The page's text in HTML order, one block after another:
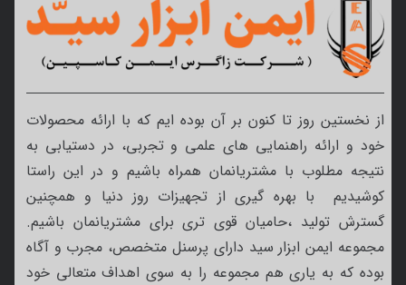
از نخستین روز تا کنون بر آن بوده ایم که با ارائه محصولات
خود و ارائه راهنمایی های علمی و تجربی، در دستیابی به
نتیجه مطلوب با مشتریانمان همراه باشیم و در این راستا
کوشیدیم با بهره گیری از تجهیزات روز دنیا و همچنین
گسترش تولید ،حامیان قوی تری برای مشتریانمان باشیم.
مجموعه ایمن ابزار سید دارای پرسنل متخصص، مجرب و آگاه
بوده که به یاری هم مجموعه را به سوی اهداف متعالی خود